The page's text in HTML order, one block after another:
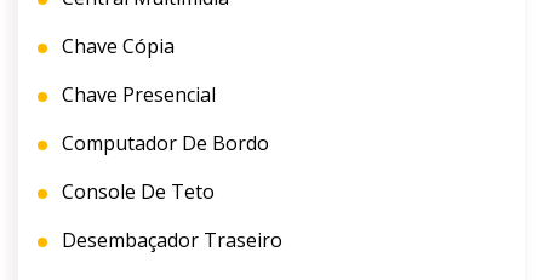
Chave Cópia
Chave Presencial
Computador De Bordo
Console De Teto
Desembaçador Traseiro